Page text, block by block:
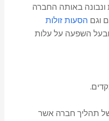
באותה החברה
וגם הסעות זולות
השפעה על עלות
תהליך חברה אשר